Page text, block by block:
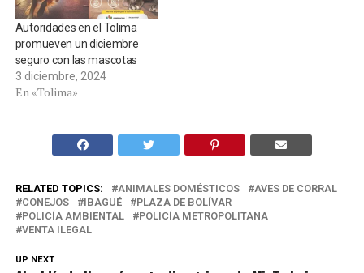
Autoridades en el Tolima
promueven un diciembre
seguro con las mascotas
3 diciembre, 2024
En «Tolima»
RELATED TOPICS: ANIMALES DOMÉSTICOS
AVES DE CORRAL
CONEJOS
IBAGUÉ
PLAZA DE BOLÍVAR
POLICÍA AMBIENTAL
POLICÍA METROPOLITANA
VENTA ILEGAL
UP NEXT